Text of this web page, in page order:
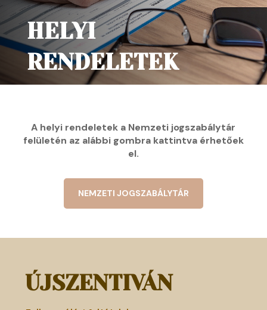
HELYI
RENDELETEK
A helyi rendeletek a Nemzeti jogszabálytár
felületén az alábbi gombra kattintva érhetőek
el.
NEMZETI JOGSZABÁLYTÁR
ÚJSZENTIVÁN